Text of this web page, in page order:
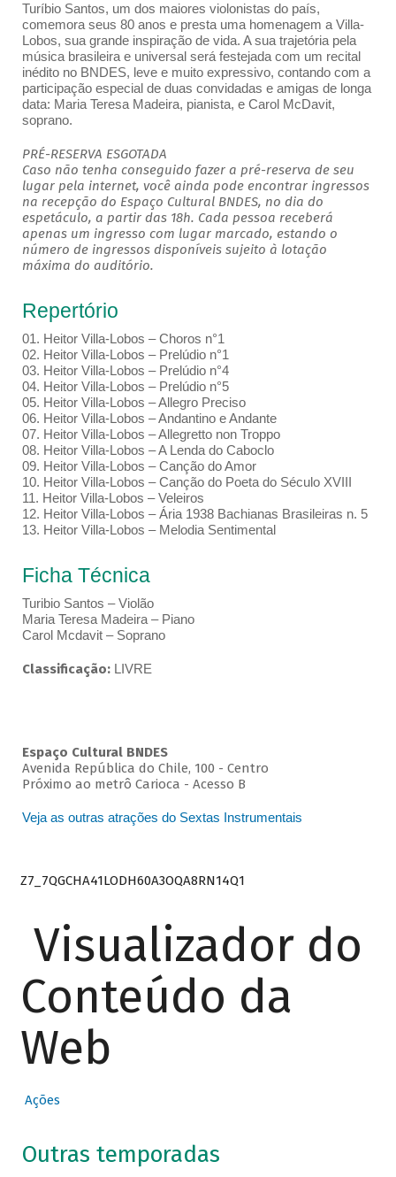
Turíbio Santos, um dos maiores violonistas do país,
comemora seus 80 anos e presta uma homenagem a Villa-
Lobos, sua grande inspiração de vida. A sua trajetória pela
música brasileira e universal será festejada com um recital
inédito no BNDES, leve e muito expressivo, contando com a
participação especial de duas convidadas e amigas de longa
data: Maria Teresa Madeira, pianista, e Carol McDavit,
soprano.
PRÉ-RESERVA ESGOTADA
Caso não tenha conseguido fazer a pré-reserva de seu
lugar pela internet, você ainda pode encontrar ingressos
na recepção do Espaço Cultural BNDES, no dia do
espetáculo, a partir das 18h. Cada pessoa receberá
apenas um ingresso com lugar marcado, estando o
número de ingressos disponíveis sujeito à lotação
máxima do auditório.
Repertório
01. Heitor Villa-Lobos – Choros n°1
02. Heitor Villa-Lobos – Prelúdio n°1
03. Heitor Villa-Lobos – Prelúdio n°4
04. Heitor Villa-Lobos – Prelúdio n°5
05. Heitor Villa-Lobos – Allegro Preciso
06. Heitor Villa-Lobos – Andantino e Andante
07. Heitor Villa-Lobos – Allegretto non Troppo
08. Heitor Villa-Lobos – A Lenda do Caboclo
09. Heitor Villa-Lobos – Canção do Amor
10. Heitor Villa-Lobos – Canção do Poeta do Século XVIII
11. Heitor Villa-Lobos – Veleiros
12. Heitor Villa-Lobos – Ária 1938 Bachianas Brasileiras n. 5
13. Heitor Villa-Lobos – Melodia Sentimental
Ficha Técnica
Turibio Santos – Violão
Maria Teresa Madeira – Piano
Carol Mcdavit – Soprano
Classificação: LIVRE
Espaço Cultural BNDES
Avenida República do Chile, 100 - Centro
Próximo ao metrô Carioca - Acesso B
Veja as outras atrações do Sextas Instrumentais
Z7_7QGCHA41LODH60A3OQA8RN14Q1
Visualizador do
Conteúdo da
Web
Ações
Outras temporadas